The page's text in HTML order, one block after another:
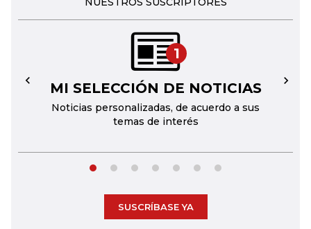
1
MI SELECCIÓN DE NOTICIAS
Noticias personalizadas, de acuerdo a sus
temas de interés
← →
SUSCRÍBASE YA